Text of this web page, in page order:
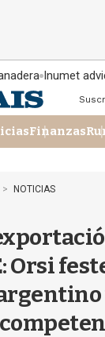
Inumet
Finanzas
NOTICIAS
Orsi